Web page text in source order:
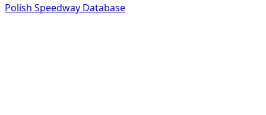
Polish Speedway Database